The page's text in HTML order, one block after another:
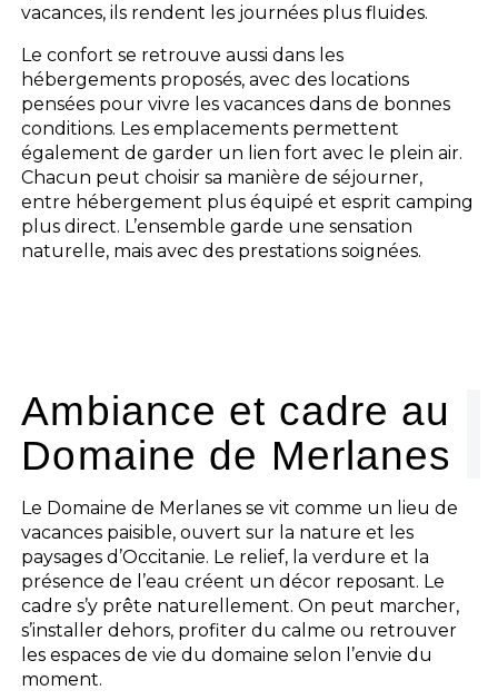
vacances, ils rendent les journées plus fluides.
Le confort se retrouve aussi dans les
hébergements proposés, avec des locations
pensées pour vivre les vacances dans de bonnes
conditions. Les emplacements permettent
également de garder un lien fort avec le plein air.
Chacun peut choisir sa manière de séjourner,
entre hébergement plus équipé et esprit camping
plus direct. L’ensemble garde une sensation
naturelle, mais avec des prestations soignées.
Ambiance et cadre au
Domaine de Merlanes
Le Domaine de Merlanes se vit comme un lieu de
vacances paisible, ouvert sur la nature et les
paysages d’Occitanie. Le relief, la verdure et la
présence de l’eau créent un décor reposant. Le
cadre s’y prête naturellement. On peut marcher,
s’installer dehors, profiter du calme ou retrouver
les espaces de vie du domaine selon l’envie du
moment.